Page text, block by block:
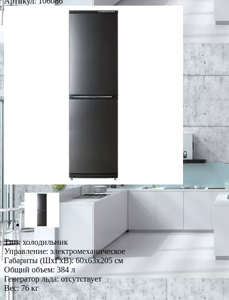
Тип: холодильник
Управление: электромеханическое
Габариты (ШxГxВ): 60x63x205 см
Общий объем: 384 л
Генератор льда: отсутствует
Вес: 76 кг